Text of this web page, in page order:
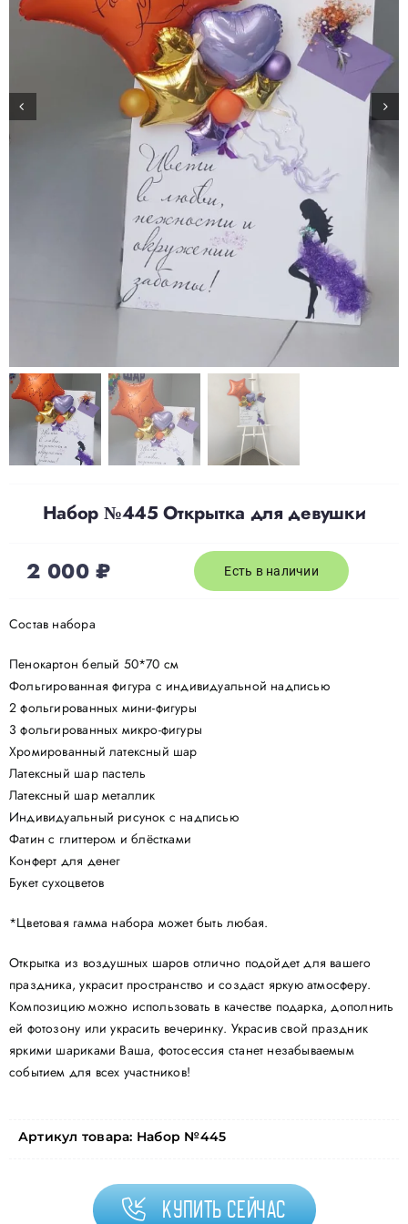
Доставка
Политика конфиденциальности
Набор №445 Открытка для девушки
2 000₽ Есть в наличии
Состав набора
Пенокартон белый 50*70 см
Фольгированная фигура с индивидуальной надписью
2 фольгированных мини-фигуры
3 фольгированных микро-фигуры
Хромированный латексный шар
Латексный шар пастель
Латексный шар металлик
Индивидуальный рисунок с надписью
Фатин с глиттером и блёстками
Конферт для денег
Букет сухоцветов
*Цветовая гамма набора может быть любая.
Открытка из воздушных шаров отлично подойдет для вашего
праздника, украсит пространство и создаст яркую атмосферу.
Композицию можно использовать в качестве подарка, дополнить
ей фотозону или украсить вечеринку. Украсив свой праздник
яркими шариками Ваша, фотосессия станет незабываемым
событием для всех участников!
Артикул товара: Набор №445
Купить сейчас